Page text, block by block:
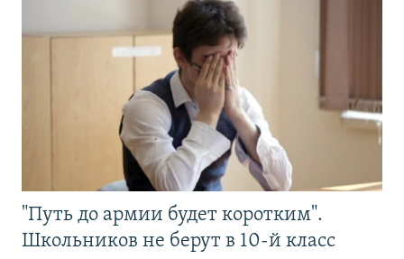
"Путь до армии будет коротким".
Школьников не берут в 10-й класс